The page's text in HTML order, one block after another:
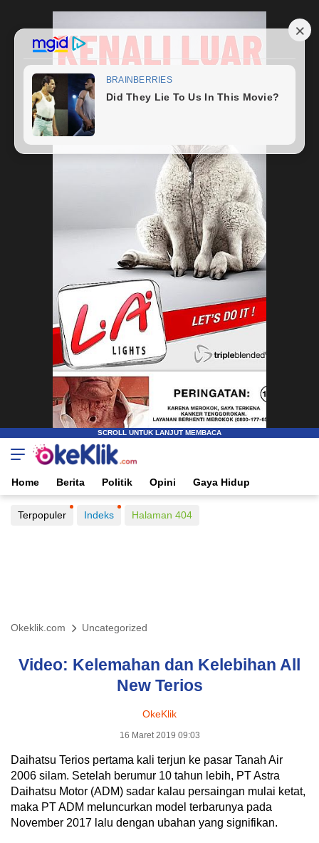
Home Berita Politik Opini Gaya Hidup
Terpopuler Indeks Halaman 404
Okeklik.com Uncategorized
Video: Kelemahan dan Kelebihan All
New Terios
OkeKlik
16 Maret 2019 09:03
Daihatsu Terios pertama kali terjun ke pasar Tanah Air
2006 silam. Setelah berumur 10 tahun lebih, PT Astra
Daihatsu Motor (ADM) sadar kalau persaingan mulai ketat,
maka PT ADM meluncurkan model terbarunya pada
November 2017 lalu dengan ubahan yang signifikan.